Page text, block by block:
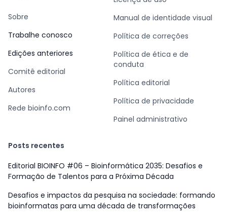
Sobre
Trabalhe conosco
Edições anteriores
Comitê editorial
Autores
Rede bioinfo.com
Manual de identidade visual
Política de correções
Política de ética e de
conduta
Política editorial
Política de privacidade
Painel administrativo
Posts recentes
Editorial BIOINFO #06 – Bioinformática 2035: Desafios e
Formação de Talentos para a Próxima Década
Desafios e impactos da pesquisa na sociedade: formando
bioinformatas para uma década de transformações